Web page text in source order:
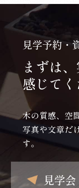
見学予約・
まずは、
感じてく
木の質感、空
写真や文章だ
す。
見学